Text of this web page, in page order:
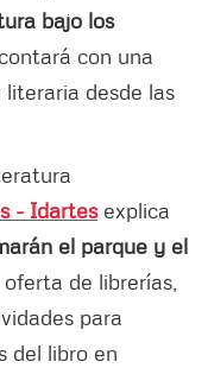
bajo los
con una
desde las
- Idartesexplica
el parque y el
de librerías,
para
del libro en